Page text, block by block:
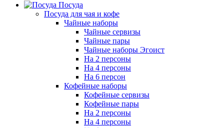
Посуда
Посуда для чая и кофе
Чайные наборы
Чайные сервизы
Чайные пары
Чайные наборы Эгоист
На 2 персоны
На 4 персоны
На 6 персон
Кофейные наборы
Кофейные сервизы
Кофейные пары
На 2 персоны
На 4 персоны